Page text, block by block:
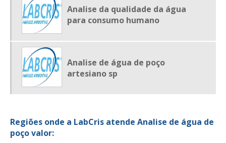
Analise da qualidade da água
para consumo humano
Analise de água de poço
artesiano sp
Regiões onde a LabCris atende Analise de água de
poço valor: